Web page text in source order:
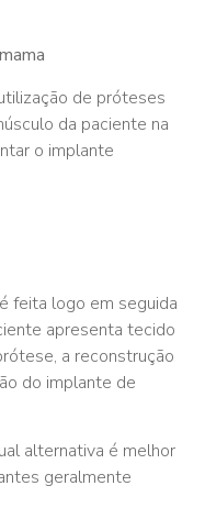
de próteses
da paciente na
o implante
feita logo em seguida
apresenta tecido
a reconstrução
do implante de
alternativa é melhor
geralmente